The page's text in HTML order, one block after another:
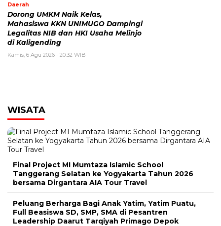
Daerah
Dorong UMKM Naik Kelas,
Mahasiswa KKN UNIMUGO Dampingi
Legalitas NIB dan HKI Usaha Melinjo
di Kaligending
Kamis, 6 Agu 2026 - 20:32 WIB
WISATA
Final Project MI Mumtaza Islamic School
Tanggerang Selatan ke Yogyakarta Tahun 2026
bersama Dirgantara AIA Tour Travel
Peluang Berharga Bagi Anak Yatim, Yatim Puatu,
Full Beasiswa SD, SMP, SMA di Pesantren
Leadership Daarut Tarqiyah Primago Depok